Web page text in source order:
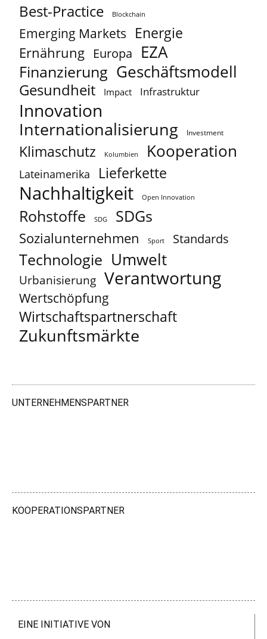
Best-Practice Blockchain
Emerging Markets Energie
Ernährung Europa EZA
Finanzierung Geschäftsmodell
Gesundheit Impact Infrastruktur
Innovation
Internationalisierung Investment
Klimaschutz Kolumbien Kooperation
Lateinamerika Lieferkette
Nachhaltigkeit Open Innovation
Rohstoffe SDG SDGs
Sozialunternehmen Sport Standards
Technologie Umwelt
Urbanisierung Verantwortung
Wertschöpfung
Wirtschaftspartnerschaft
Zukunftsmärkte
UNTERNEHMENSPARTNER
KOOPERATIONSPARTNER
EINE INITIATIVE VON